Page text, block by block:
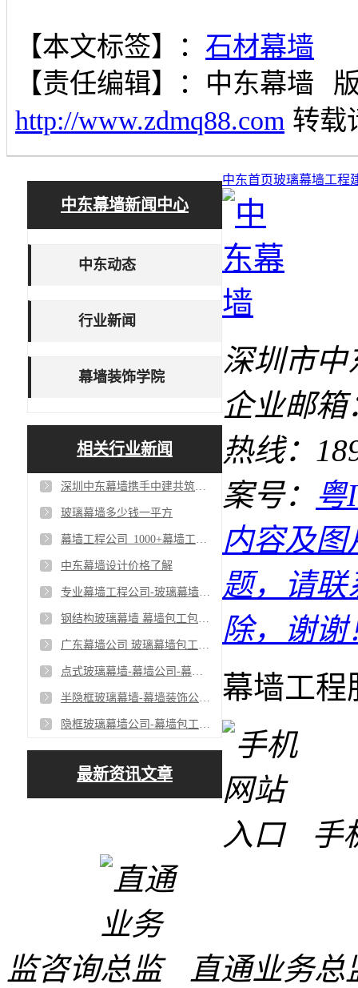
【本文标签】： 石材幕墙
【责任编辑】： 中东幕墙
http://www.zdmq88.com 转载
中东幕墙新闻中心
中东动态
行业新闻
幕墙装饰学院
相关行业新闻
深圳中东幕墙携手中建共筑单元式幕墙工程_争创一流幕墙工程公司
玻璃幕墙多少钱一平方
幕墙工程公司_1000+幕墙工程客户案例
中东幕墙设计价格了解
专业幕墙工程公司-玻璃幕墙包工包料-深圳幕墙公司
钢结构玻璃幕墙 幕墙包工包料 幕墙设计安装公司
广东幕墙公司 玻璃幕墙包工包料 幕墙设计安装
点式玻璃幕墙-幕墙公司-幕墙包工包料
半隐框玻璃幕墙-幕墙装饰公司-半隐框幕墙包工包料
隐框玻璃幕墙公司-幕墙包工包料-隐框幕墙设计安装
最新资讯文章
中东首页玻璃幕墙工程
深圳市中
企业邮箱
热线：
案号： 粤
内容及
题，请联
除，谢谢
幕墙工程
手
监咨询
直通业务总